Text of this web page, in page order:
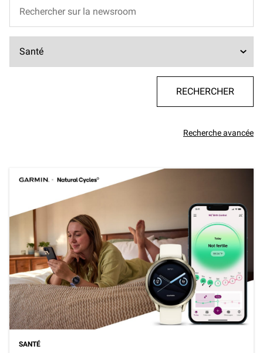
Recherche avancée
SANTÉ